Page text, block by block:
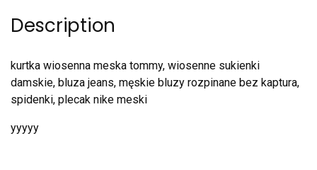
Description
kurtka wiosenna meska tommy, wiosenne sukienki
damskie, bluza jeans, męskie bluzy rozpinane bez kaptura,
spidenki, plecak nike meski
yyyyy